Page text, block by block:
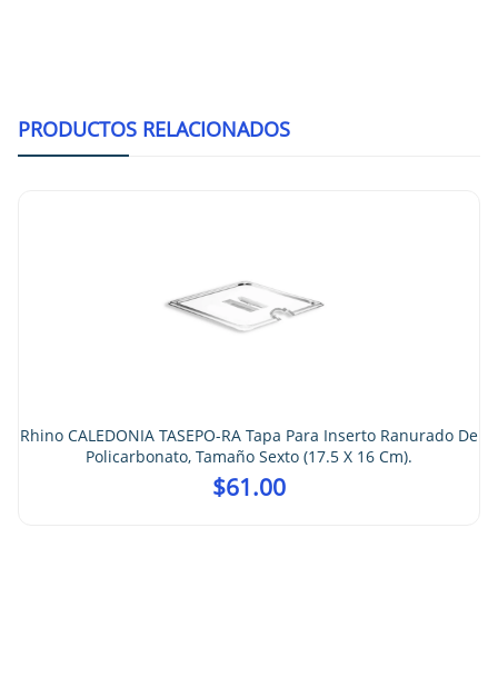
PRODUCTOS RELACIONADOS
TASEPO-RA Tapa Para Inserto Ranurado De
Tamaño Sexto (17.5 X 16 Cm).